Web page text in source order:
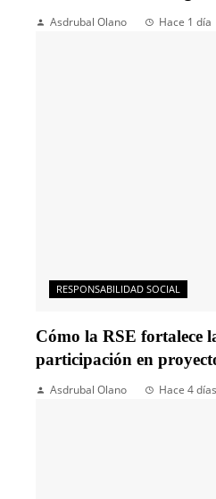
Asdrubal Olano Hace 1 día
RESPONSABILIDAD SOCIAL
Cómo la RSE fortalece
participación en
Asdrubal Olano Hace 4 días